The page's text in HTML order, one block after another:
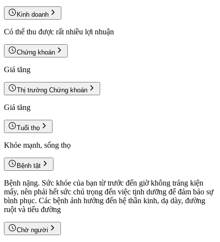
Kinh doanh
Có thể thu được rất nhiều lợi nhuận
Chứng khoán
Giá tăng
Thị trường Chứng khoán
Giá tăng
Tuổi thọ
Khỏe mạnh, sống thọ
Bệnh tật
Bệnh nặng. Sức khỏe của bạn từ trước đến giờ không tráng kiện
mấy, nên phải hết sức chú trọng đến việc tịnh dưỡng để đảm bảo sự
bình phục. Các bệnh ảnh hưởng đến hệ thần kinh, dạ dày, đường
ruột và tiểu đường
Chờ người